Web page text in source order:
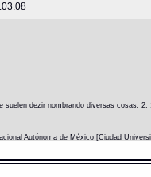
suelen dezir nombrando diversas cosas: 2,
Autónoma de México [Ciudad